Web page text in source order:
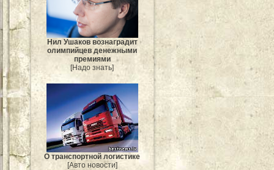
Нил Ушаков вознаградит
олимпийцев денежными
премиями
[Надо знать]
О транспортной логистике
[Авто новости]